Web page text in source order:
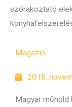
szórakoztató
Magazin
2018.
Magyar